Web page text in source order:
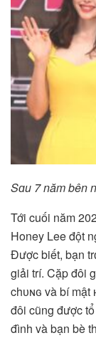
Sɑu 7 năm bên
Tới cuối năm
Honey Lee đột
Được biết, bạn
giải trí. Cặp đôi
chᴜɴɢ và bí mật
đôi cũng được
đình và bạn bè